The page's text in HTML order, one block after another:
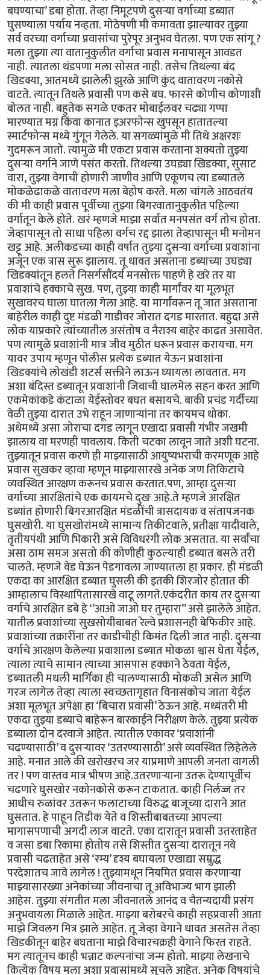
बघण्याचा’ डबा होता. तेव्हा निमूटपणे दुसऱ्या वर्गाच्या डब्यात
घुसण्याला पर्याय नव्हता. मोठेपणी मी कमावता झाल्यावर तुझ्या
सर्व वरच्या वर्गाच्या प्रवासांचा पुरेपूर अनुभव घेतला. पण एक सांगू ?
मला तुझ्या त्या वातानुकुलीत वर्गाचा प्रवास मनापासून आवडत
नाही. त्यातला थंडपणा मला सोसत नाही. तसेच तिथल्या बंद
खिडक्या, आतमध्ये झालेली झुरळे आणि कुंद वातावरण नकोसे
वाटते. त्यातून तिथले प्रवासी पण कसे बघ. फारसे कोणीच कोणाशी
बोलत नाही. बहुतेक सगळे एकतर मोबाईलवर चढ्या गप्पा
मारण्यात मग्न किंवा कानात इअरफोन्स खुपसून हातातल्या
स्मार्टफोन्स मध्ये गुंगून गेलेले. या सगळ्यांमुळे मी तिथे अक्षरशः
गुदमरून जातो. त्यामुळे मी एकटा प्रवास करताना शक्यतो तुझ्या
दुसऱ्या वर्गाने जाणे पसंत करतो. तिथल्या उघड्या खिडक्या, सुसाट
वारा, तुझ्या वेगाची होणारी जाणीव आणि एकूणच त्या डब्यातले
मोकळेढाकळे वातावरण मला बेहोष करते. मला चांगले आठवतंय
की मी काही प्रवास पूर्वीच्या तुझ्या बिगरवातानुकुलीत पहिल्या
वर्गातून केले होते. खरं म्हणजे माझा सर्वात मनपसंत वर्ग तोच होता.
जेव्हापासून तो साधा पहिला वर्गच रद्द झाला तेव्हापासून मी मनोमन
खट्टू आहे. अलीकडच्या काही वर्षात तुझ्या दुसऱ्या वर्गाच्या प्रवाशांना
अजून एक त्रास सुरू झालाय. तू धावत असताना डब्याच्या उघड्या
खिडक्यांतून हलते निसर्गसौंदर्य मनसोक्त पाहणे हे खरे तर या
प्रवाशांचे हक्काचे सुख. पण, तुझ्या काही मार्गांवर या मूलभूत
सुखावरच घाला घातला गेला आहे. या मार्गांवरून तू जात असताना
बाहेरील काही दुष्ट मंडळी गाडीवर जोरात दगड मारतात. बहुदा असे
लोक याप्रकारे त्यांच्यातील असंतोष व नैराश्य बाहेर काढत असावेत.
पण त्यामुळे प्रवाशांनी मात्र जीव मुठीत धरून प्रवास करायचा. मग
यावर उपाय म्हणून पोलीस प्रत्येक डब्यात येऊन प्रवाशांना
खिडक्यांचे लोखंडी शटर्स सक्तीने लाऊन घ्यायला लावतात. मग
अशा बंदिस्त डब्यातून प्रवाशांनी जिवाची घालमेल सहन करत आणि
एकमेकांकडे कंटाळा येईस्तोवर बघत बसायचे. बाकी प्रचंड गर्दीच्या
वेळी तुझ्या दारात उभे राहून जाणाऱ्यांना तर कायमच धोका.
अधेमध्ये असा जोराचा दगड लागून एखादा प्रवासी गंभीर जखमी
झालाय वा मरणही पावलाय. किती चटका लावून जाते अशी घटना.
तुझ्यातून प्रवास करणे ही माझ्यासाठी आयुष्यभराची करमणूक आहे
प्रवास सुखकर व्हावा म्हणून माझ्यासारखे अनेक जण तिकिटाचे
व्यवस्थित आरक्षण करूनच प्रवास करतात.पण, आम्हा दुसऱ्या
वर्गाच्या आरक्षितांचे एक कायमचे दुखः आहे.ते म्हणजे आरक्षित
डब्यांत होणारी बिगरआरक्षित मंडळींची त्रासदायक व संतापजनक
घुसखोरी. या घुसखोरांमध्ये सामान्य तिकीटवाले, प्रतीक्षा यादीवाले,
तृतीयपंथी आणि भिकारी असे विविधरंगी लोक असतात. या सर्वांचा
असा ठाम समज असतो की कोणीही कुठल्याही डब्यात बसले तरी
चालते. म्हणजे वेड घेऊन पेडगावला जाण्यातला हा प्रकार. ही मंडळी
एकदा का आरक्षित डब्यात घुसली की इतकी शिरजोर होतात की
आम्हालाच विस्थापितासारखे वाटू लागते.एकंदरीत काय तर दुसऱ्या
वर्गाचे आरक्षित डबे हे ‘’आओ जाओ घर तुम्हारा’’ असे झालेले आहेत.
यातील प्रवाशांच्या सुखसोयीबाबत रेल्वे प्रशासनही बेफिकीर आहे.
प्रवाशांच्या तक्रारींना तर काडीचीही किमंत दिली जात नाही. दुसऱ्या
वर्गाचे आरक्षण केलेल्या प्रवाशाला डब्यात मोकळा श्वास घेता येईल,
त्याला त्याचे सामान त्याच्या आसपास हक्काने ठेवता येईल,
डब्यातली मधली मार्गिका ही चालण्यासाठी मोकळी असेल आणि
गरज लागेल तेव्हा त्याला स्वच्छतागृहात विनासंकोच जाता येईल
अशा मूलभूत अपेक्षा हा ‘बिचारा प्रवासी’ ठेऊन आहे. मध्यंतरी मी
एकदा तुझ्या डब्याचे बाहेरून बारकाईने निरीक्षण केले. तुझ्या प्रत्येक
डब्याला दोन दरवाजे आहेत. त्यातील एकावर ‘प्रवाशांनी
चढण्यासाठी’ व दुसऱ्यावर ‘उतरण्यासाठी’ असे व्यवस्थित लिहेलेले
आहे. मनात आले की खरोखरच जर याप्रमाणे आपली जनता वागली
तर ! पण वास्तव मात्र भीषण आहे.उतरणाऱ्याना उतरू देण्यापूर्वीच
चढणारे घुसखोर नकोनकोसे करून टाकतात. काही निर्लज्ज तर
आधीच रुळांवर उतरून फलाटाच्या विरुद्ध बाजूच्या दाराने आत
घुसतात. हे पाहून तिडीक येते व शिस्तीबाबतच्या आपल्या
मागासपणाची अगदी लाज वाटते. एका दारातून प्रवासी उतरताहेत
व जसा डबा रिकामा होतोय तसे शिस्तीत दुसऱ्या दारातून नवे
प्रवासी चढताहेत असे ‘रम्य’ दृश्य बघायला एखाद्या सम्रुद्ध
परदेशातच जावे लागेल ! तुझ्यामधून नियमित प्रवास करणाऱ्या
माझ्यासारख्या अनेकांच्या जीवनाचा तू अविभाज्य भाग झाली
आहेस. तुझ्या संगतीत मला जीवनातले आनंद व चैतन्यदायी प्रसंग
अनुभवायला मिळाले आहेत. माझ्या बरोबरचे काही सहप्रवासी आता
माझे जिवलग मित्र झाले आहेत. तू जेव्हा वेगाने धावत असतेस तेव्हा
खिडकीतून बाहेर बघताना माझे विचारचक्रही वेगाने फिरत राहते.
मग त्यातूनच काही भन्नाट कल्पनांचा जन्म होतो. माझ्या लेखनाचे
कित्येक विषय मला अशा प्रवासांमध्ये सुचले आहेत. अनेक विषयांचे